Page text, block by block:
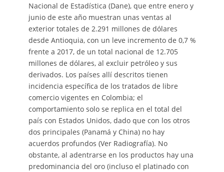
Nacional de Estadística (Dane), que entre enero y
junio de este año muestran unas ventas al
exterior totales de 2.291 millones de dólares
desde Antioquia, con un leve incremento de 0,7 %
frente a 2017, de un total nacional de 12.705
millones de dólares, al excluir petróleo y sus
derivados. Los países allí descritos tienen
incidencia específica de los tratados de libre
comercio vigentes en Colombia; el
comportamiento solo se replica en el total del
país con Estados Unidos, dado que con los otros
dos principales (Panamá y China) no hay
acuerdos profundos (Ver Radiografía). No
obstante, al adentrarse en los productos hay una
predominancia del oro (incluso el platinado con